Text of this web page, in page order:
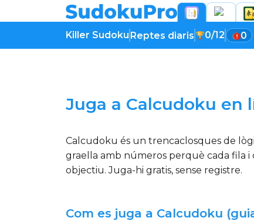
Killer Sudoku Reptes diaris 0/12 0
Juga a Calcudoku en
Calcudoku és un trencaclosques de
graella amb números perquè cada fila
objectiu. Juga-hi gratis, sense registre.
Com es juga a Calcudoku